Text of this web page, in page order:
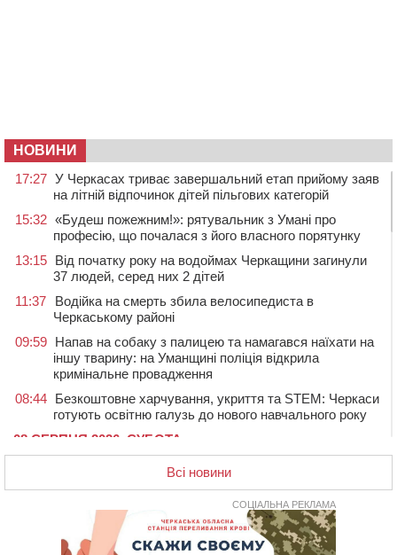
НОВИНИ
17:27 У Черкасах триває завершальний етап прийому заяв
на літній відпочинок дітей пільгових категорій
15:32 «Будеш пожежним!»: рятувальник з Умані про
професію, що почалася з його власного порятунку
13:15 Від початку року на водоймах Черкащини загинули
37 людей, серед них 2 дітей
11:37
Водійка на смерть збила велосипедиста в
Черкаському районі
09:59 Напав на собаку з палицею та намагався наїхати на
іншу тварину: на Уманщині поліція відкрила
кримінальне провадження
08:44 Безкоштовне харчування, укриття та STEM: Черкаси
готують освітню галузь до нового навчального року
08 СЕРПНЯ 2026, СУБОТА
Черкаські вершники здобули нагороди української
На Уманщині експосадовицю відділу освіти
судитимуть через завдані бюджету збитки
У Єрках прощатимуться з полеглим на Курщині
Всі новини
СОЦІАЛЬНА РЕКЛАМА